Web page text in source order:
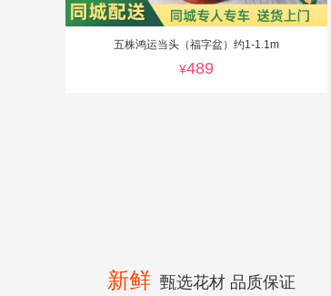
五株鸿运当头（福字盆）约1-1.1m
¥489
新鲜 甄选花材 品质保证